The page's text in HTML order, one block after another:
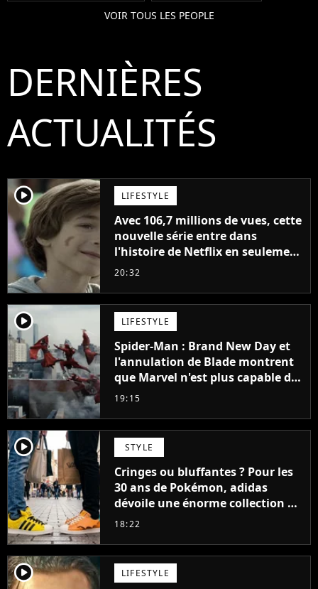
VOIR TOUS LES PEOPLE
DERNIÈRES
ACTUALITÉS
player2 LIFESTYLE
Avec 106,7 millions de vues, cette
nouvelle série entre dans
l'histoire de Netflix en seulement
48 jours
20:32
player2 LIFESTYLE
Spider-Man : Brand New Day et
l'annulation de Blade montrent
que Marvel n'est plus capable de
faire quoi que ce soit de simple
19:15
player2 STYLE
Cringes ou bluffantes ? Pour les
30 ans de Pokémon, adidas
dévoile une énorme collection de
sneakers et je ne sais pas quoi en
18:22
player2 LIFESTYLE